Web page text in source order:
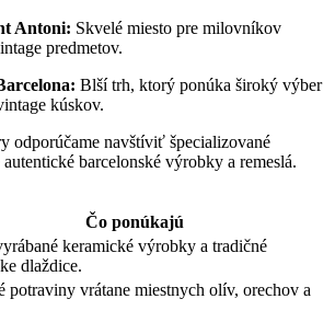
Antoni: Skvelé miesto pre milovníkov
predmetov.
Blší trh, ktorý ponúka široký výber
kúskov.
odporúčame navštíviť špecializované
barcelonské výrobky a remeslá.
Čo ponúkajú
keramické výrobky a tradičné
dlaždice.
potraviny vrátane miestnych olív, orechov a